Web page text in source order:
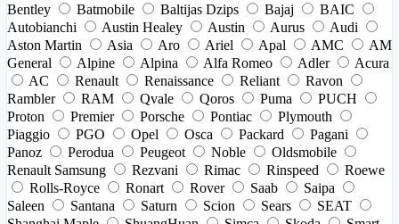
Bentley
Batmobile Baltijas Dzips Bajaj
BAIC
Autobianchi
Austin Healey Austin Aurus
Audi
Aston Martin
Asia Aro Ariel Apal AMC
AM
General
Alpine Alpina Alfa Romeo Adler
Acura
AC
Renault Renaissance Reliant
Ravon
Rambler
RAM Qvale Qoros Puma
PUCH
Proton
Premier Porsche Pontiac
Plymouth
Piaggio
PGO Opel Osca Packard
Pagani
Panoz
Perodua Peugeot Noble
Oldsmobile
Renault Samsung
Rezvani Rimac Rinspeed
Roewe
Rolls-Royce
Ronart Rover Saab
Saipa
Saleen
Santana Saturn Scion Sears
SEAT